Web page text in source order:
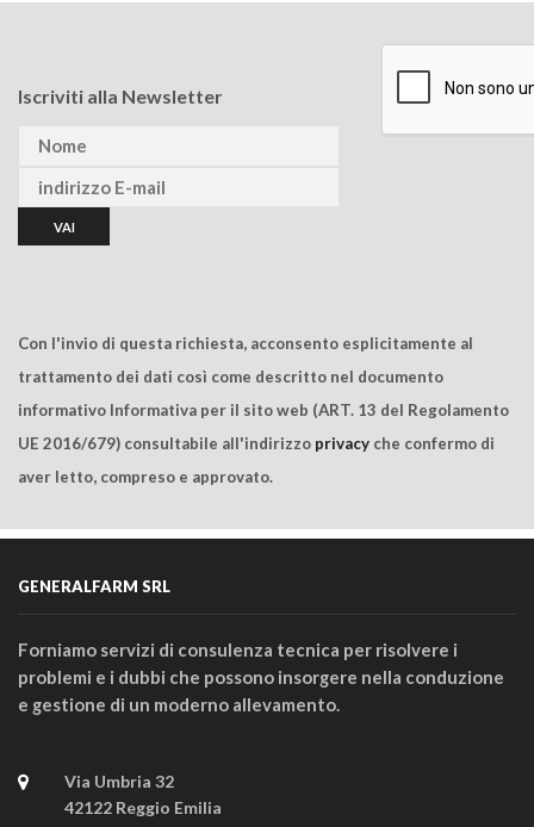
Iscriviti alla Newsletter
Con l'invio di questa richiesta, acconsento esplicitamente al
trattamento dei dati così come descritto nel documento
informativo Informativa per il sito web (ART. 13 del Regolamento
UE 2016/679) consultabile all'indirizzo privacy che confermo di
aver letto, compreso e approvato.
GENERALFARM SRL
Forniamo servizi di consulenza tecnica per risolvere i
problemi e i dubbi che possono insorgere nella conduzione
e gestione di un moderno allevamento.
Via Umbria 32
42122 Reggio Emilia